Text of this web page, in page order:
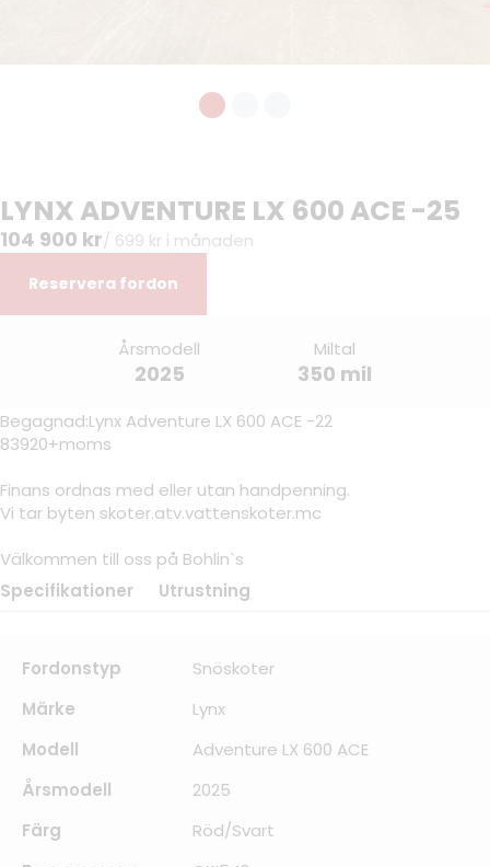
LYNX ADVENTURE LX 600 ACE -25
104 900 kr/ 699 kr i månaden
Reservera fordon
Årsmodell
2025
Miltal
350 mil
Begagnad:Lynx Adventure LX 600 ACE -22
83920+moms
Finans ordnas med eller utan handpenning.
Vi tar byten skoter.atv.vattenskoter.mc
Välkommen till oss på Bohlin`s
Specifikationer
Utrustning
Fordonstyp
Snöskoter
Märke
Lynx
Modell
Adventure LX 600 ACE
Årsmodell
2025
Färg
Röd/Svart